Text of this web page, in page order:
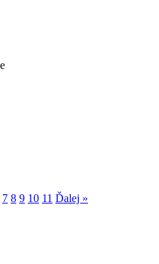
7 8 9 10 11 Ďalej »